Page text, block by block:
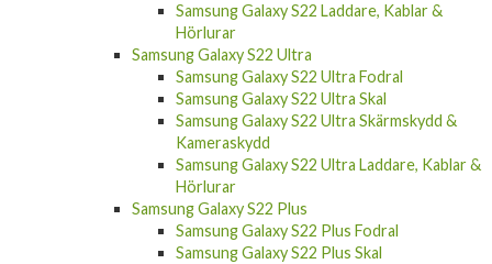
Samsung Galaxy S22 Laddare, Kablar &
Hörlurar
Samsung Galaxy S22 Ultra
Samsung Galaxy S22 Ultra Fodral
Samsung Galaxy S22 Ultra Skal
Samsung Galaxy S22 Ultra Skärmskydd &
Kameraskydd
Samsung Galaxy S22 Ultra Laddare, Kablar &
Hörlurar
Samsung Galaxy S22 Plus
Samsung Galaxy S22 Plus Fodral
Samsung Galaxy S22 Plus Skal